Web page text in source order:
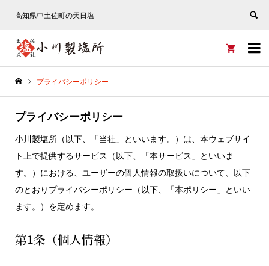
高知県中土佐町の天日塩


プライバシーポリシー
プライバシーポリシー
小川製塩所（以下、「当社」といいます。）は、本ウェブサイ
ト上で提供するサービス（以下、「本サービス」といいま
す。）における、ユーザーの個人情報の取扱いについて、以下
のとおりプライバシーポリシー（以下、「本ポリシー」といい
ます。）を定めます。
第1条（個人情報）